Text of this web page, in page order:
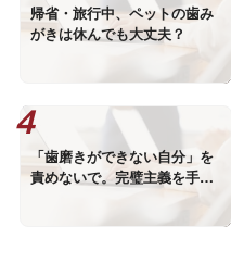
帰省・旅行中、ペットの歯み
がきは休んでも大丈夫？
「歯磨きができない自分」を
責めないで。完璧主義を手放
し、「2勝5敗」で続けるオー